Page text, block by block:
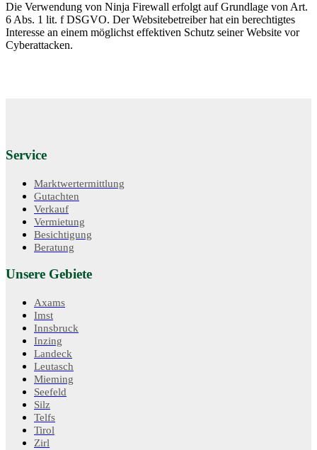
Die Verwendung von Ninja Firewall erfolgt auf Grundlage von Art.
6 Abs. 1 lit. f DSGVO. Der Websitebetreiber hat ein berechtigtes
Interesse an einem möglichst effektiven Schutz seiner Website vor
Cyberattacken.
Service
Marktwertermittlung
Gutachten
Verkauf
Vermietung
Besichtigung
Beratung
Unsere Gebiete
Axams
Imst
Innsbruck
Inzing
Landeck
Leutasch
Mieming
Seefeld
Silz
Telfs
Tirol
Zirl